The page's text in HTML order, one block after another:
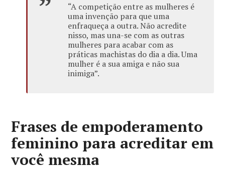
“A competição entre as mulheres é
uma invenção para que uma
enfraqueça a outra. Não acredite
nisso, mas una-se com as outras
mulheres para acabar com as
práticas machistas do dia a dia. Uma
mulher é a sua amiga e não sua
inimiga”.
Frases de empoderamento
feminino para acreditar em
você mesma